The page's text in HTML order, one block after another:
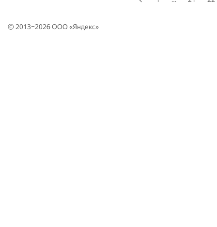
© 2013–2026 ООО «Яндекс»